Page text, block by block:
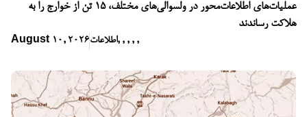
عملیات‌های اطلاعات‌محور در ولسوالی‌های مختلف، ۱۵ تن از خوارج را به
هلاکت رساندند
August 10, 2026اطلاعات, , , , ,